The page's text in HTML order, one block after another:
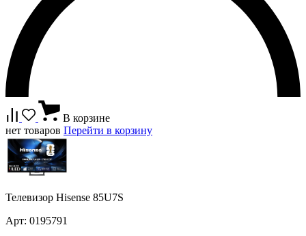
В корзине
нет товаров Перейти в корзину
Телевизор Hisense 85U7S
Арт: 0195791